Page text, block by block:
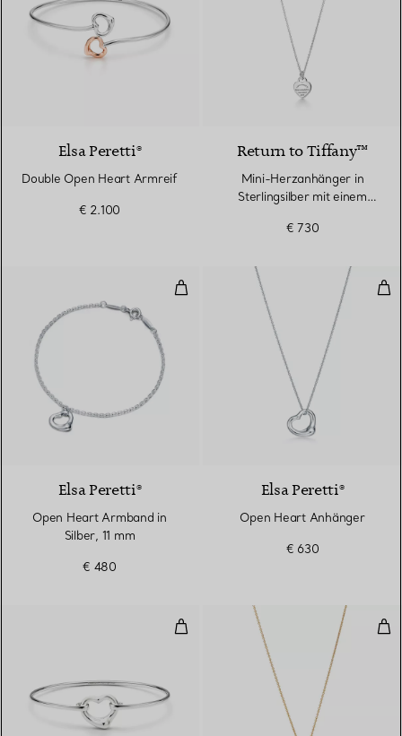
Elsa Peretti®
Double Open Heart Armreif
€ 2.100
Return to Tiffany™
Mini-Herzanhänger in
Sterlingsilber mit einem
€ 730
Open Heart Armband in Silber,
Elsa Peretti®
Open Heart Armband in
Silber, 11 mm
€ 480
Elsa Peretti®
Open Heart Anhänger
€ 630
Open Heart Armreif in